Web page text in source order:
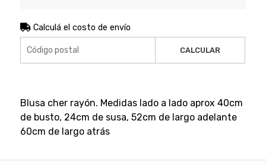
Calculá el costo de envío
CALCULAR
Blusa cher rayón. Medidas lado a lado aprox 40cm
de busto, 24cm de susa, 52cm de largo adelante
60cm de largo atrás